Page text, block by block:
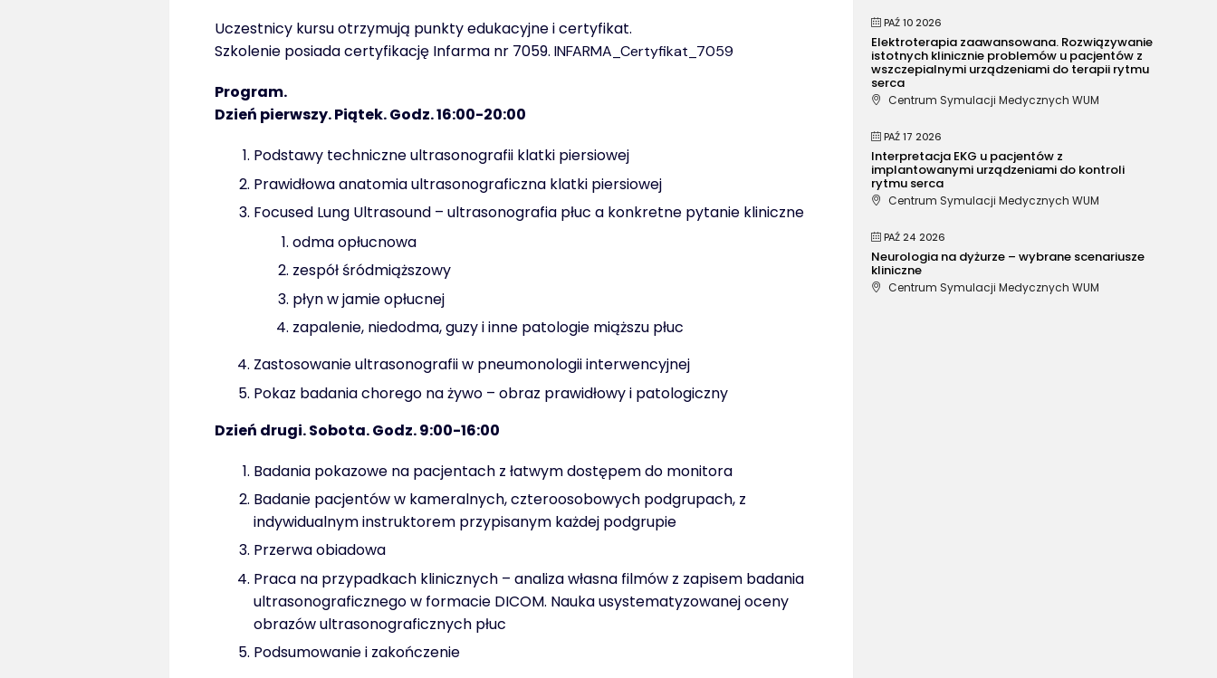
Uczestnicy kursu otrzymują punkty edukacyjne i certyfikat.
Szkolenie posiada certyfikację Infarma nr 7059. INFARMA_Certyfikat_7059
Program.
Dzień pierwszy. Piątek. Godz. 16:00-20:00
Podstawy techniczne ultrasonografii klatki piersiowej
Prawidłowa anatomia ultrasonograficzna klatki piersiowej
Focused Lung Ultrasound – ultrasonografia płuc a konkretne pytanie kliniczne
odma opłucnowa
zespół śródmiąższowy
płyn w jamie opłucnej
zapalenie, niedodma, guzy i inne patologie miąższu płuc
Zastosowanie ultrasonografii w pneumonologii interwencyjnej
Pokaz badania chorego na żywo – obraz prawidłowy i patologiczny
Dzień drugi. Sobota. Godz. 9:00-16:00
Badania pokazowe na pacjentach z łatwym dostępem do monitora
Badanie pacjentów w kameralnych, czteroosobowych podgrupach, z
indywidualnym instruktorem przypisanym każdej podgrupie
Przerwa obiadowa
Praca na przypadkach klinicznych – analiza własna filmów z zapisem badania
ultrasonograficznego w formacie DICOM. Nauka usystematyzowanej oceny
obrazów ultrasonograficznych płuc
Podsumowanie i zakończenie
PAŹ 10 2026
Elektroterapia zaawansowana. Rozwiązywanie
istotnych klinicznie problemów u pacjentów z
wszczepialnymi urządzeniami do terapii rytmu
serca
Centrum Symulacji Medycznych WUM
PAŹ 17 2026
Interpretacja EKG u pacjentów z
implantowanymi urządzeniami do kontroli
rytmu serca
Centrum Symulacji Medycznych WUM
PAŹ 24 2026
Neurologia na dyżurze – wybrane scenariusze
kliniczne
Centrum Symulacji Medycznych WUM